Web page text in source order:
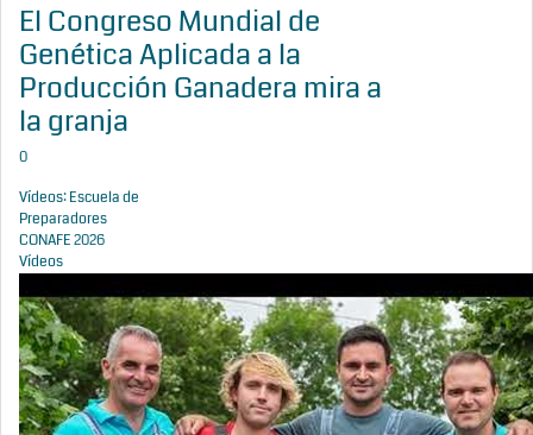
El Congreso Mundial de
Genética Aplicada a la
Producción Ganadera mira a
la granja
0
Vídeos: Escuela de
Preparadores
CONAFE 2026
Vídeos